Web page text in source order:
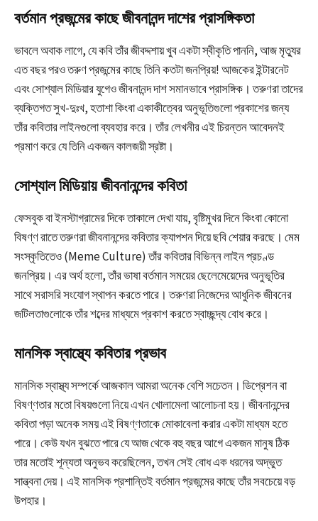
বর্তমান প্রজন্মের কাছে জীবনানন্দ দাশের প্রাসঙ্গিকতা
ভাবলে অবাক লাগে, যে কবি তাঁর জীবদ্দশায় খুব একটা স্বীকৃতি পাননি, আজ মৃত্যুর
এত বছর পরও তরুণ প্রজন্মের কাছে তিনি কতটা জনপ্রিয়! আজকের ইন্টারনেট
এবং সোশ্যাল মিডিয়ার যুগেও জীবনানন্দ দাশ সমানভাবে প্রাসঙ্গিক। তরুণরা তাদের
ব্যক্তিগত সুখ-দুঃখ, হতাশা কিংবা একাকীত্বের অনুভূতিগুলো প্রকাশের জন্য
তাঁর কবিতার লাইনগুলো ব্যবহার করে। তাঁর লেখনীর এই চিরন্তন আবেদনই
প্রমাণ করে যে তিনি একজন কালজয়ী স্রষ্টা।
সোশ্যাল মিডিয়ায় জীবনানন্দের কবিতা
ফেসবুক বা ইনস্টাগ্রামের দিকে তাকালে দেখা যায়, বৃষ্টিমুখর দিনে কিংবা কোনো
বিষণ্ণ রাতে তরুণরা জীবনানন্দের কবিতার ক্যাপশন দিয়ে ছবি শেয়ার করছে। মেম
সংস্কৃতিতেও (Meme Culture) তাঁর কবিতার বিভিন্ন লাইন প্রচণ্ড
জনপ্রিয়। এর অর্থ হলো, তাঁর ভাষা বর্তমান সময়ের ছেলেমেয়েদের অনুভূতির
সাথে সরাসরি সংযোগ স্থাপন করতে পারে। তরুণরা নিজেদের আধুনিক জীবনের
জটিলতাগুলোকে তাঁর শব্দের মাধ্যমে প্রকাশ করতে স্বাচ্ছন্দ্য বোধ করে।
মানসিক স্বাস্থ্যে কবিতার প্রভাব
মানসিক স্বাস্থ্য সম্পর্কে আজকাল আমরা অনেক বেশি সচেতন। ডিপ্রেশন বা
বিষণ্ণতার মতো বিষয়গুলো নিয়ে এখন খোলামেলা আলোচনা হয়। জীবনানন্দের
কবিতা পড়া অনেক সময় এই বিষণ্ণতাকে মোকাবেলা করার একটা মাধ্যম হতে
পারে। কেউ যখন বুঝতে পারে যে আজ থেকে বহু বছর আগে একজন মানুষ ঠিক
তার মতোই শূন্যতা অনুভব করেছিলেন, তখন সেই বোধ এক ধরনের অদ্ভুত
সান্ত্বনা দেয়। এই মানসিক প্রশান্তিই বর্তমান প্রজন্মের কাছে তাঁর সবচেয়ে বড়
উপহার।